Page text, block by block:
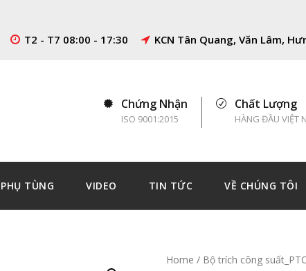
T2 - T7 08:00 - 17:30 KCN Tân Quang, Văn Lâm,
Chứng Nhận
ISO 9001:2015
Chất Lượng
HÀNG ĐẦU VIỆT
PHỤ TÙNG VIDEO TIN TỨC VỀ CHÚNG TÔI
Home / Bộ trích công